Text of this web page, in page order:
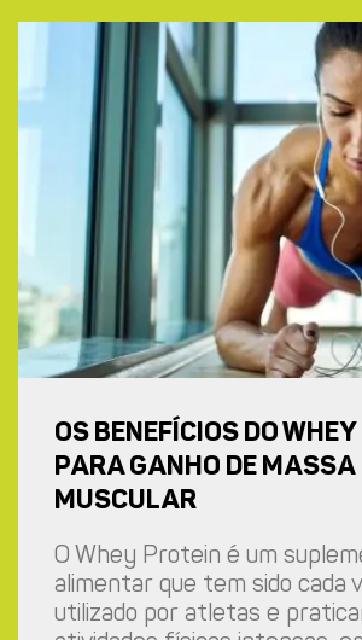
OS BENEFÍCIOS DO
PARA GANHO DE MASSA
MUSCULAR
O Whey Protein é um
alimentar que tem sido cada
utilizado por atletas e